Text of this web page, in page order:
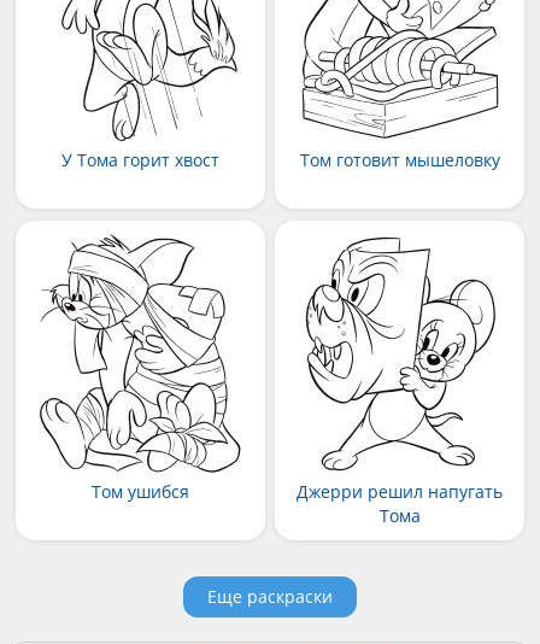
У Тома горит хвост Том готовит мышеловку
Том ушибся
Джерри решил напугать
Тома
Еще раскраски